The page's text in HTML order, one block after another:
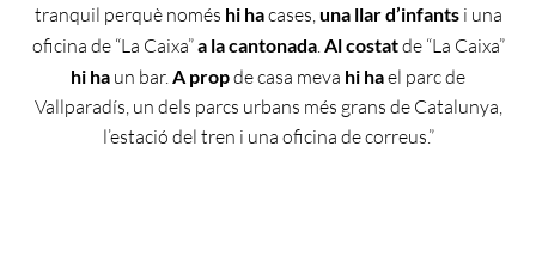
tranquil perquè només hi hacases, una llar d’infantsi una
oficina de “La Caixa”a la cantonada. Al costatde “La Caixa”
hi ha un bar. A propde casa meva hi hael parc de
Vallparadís, un dels parcs urbans més grans de Catalunya,
l’estació del tren i una oficina de correus.”